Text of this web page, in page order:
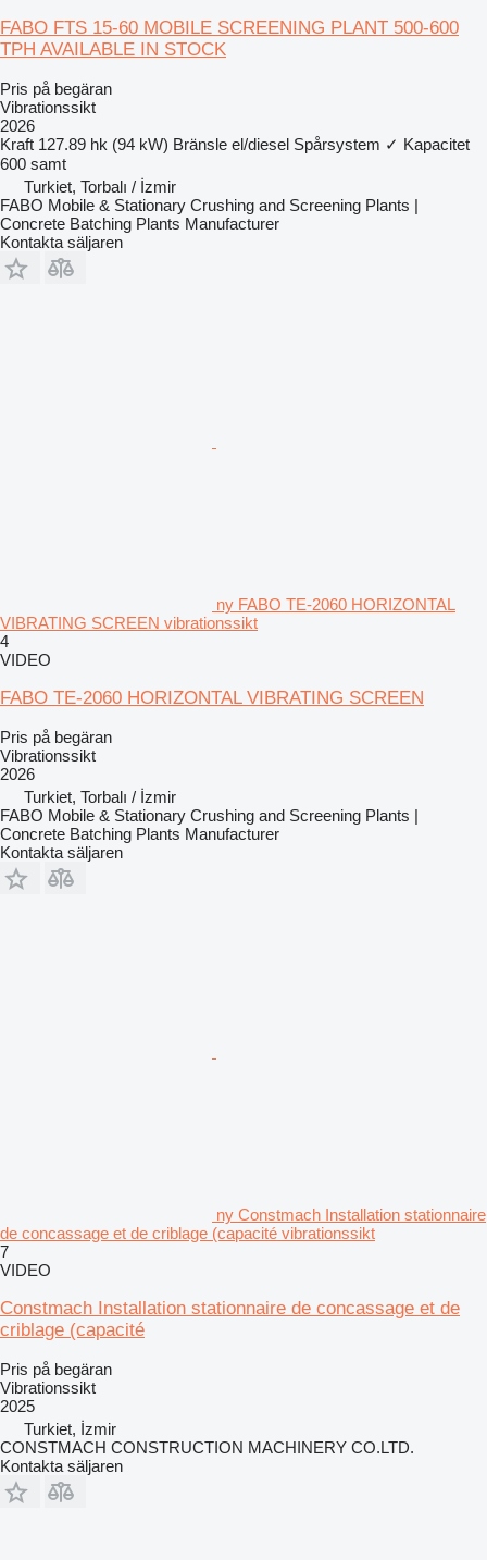
FABO FTS 15-60 MOBILE SCREENING PLANT 500-600
TPH AVAILABLE IN STOCK
Pris på begäran
Vibrationssikt
2026
Kraft 127.89 hk (94 kW) Bränsle el/diesel Spårsystem ✓ Kapacitet
600 samt
Turkiet, Torbalı / İzmir
FABO Mobile & Stationary Crushing and Screening Plants |
Concrete Batching Plants Manufacturer
Kontakta säljaren
ny FABO TE-2060 HORIZONTAL
VIBRATING SCREEN vibrationssikt
4
VIDEO
FABO TE-2060 HORIZONTAL VIBRATING SCREEN
Pris på begäran
Vibrationssikt
2026
Turkiet, Torbalı / İzmir
FABO Mobile & Stationary Crushing and Screening Plants |
Concrete Batching Plants Manufacturer
Kontakta säljaren
ny Constmach Installation stationnaire
de concassage et de criblage (capacité vibrationssikt
7
VIDEO
Constmach Installation stationnaire de concassage et de
criblage (capacité
Pris på begäran
Vibrationssikt
2025
Turkiet, İzmir
CONSTMACH CONSTRUCTION MACHINERY CO.LTD.
Kontakta säljaren